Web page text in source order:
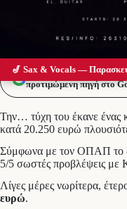
Προσθέστε το
προτιμώμενη πηγή στο
Την… τύχη του έκανε ένας
κατά 20.250 ευρώ
Σύμφωνα με τον ΟΠΑΠ το
5/5 σωστές προβλέψεις με
Λίγες μέρες νωρίτερα,
ευρώ.
🎷 Sax & Vocals —